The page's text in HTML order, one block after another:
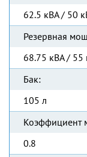
62.5 кВА / 50
Резервная
68.75 кВА / 55
Бак:
105 л
Коэффициент
0.8